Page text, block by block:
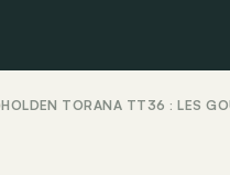
HOLDEN TORANA TT36 : LES